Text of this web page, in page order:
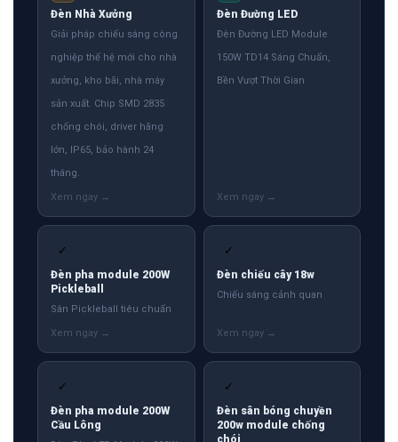
Đèn Nhà Xưởng
Giải pháp chiếu sáng công
nghiệp thế hệ mới cho nhà
xưởng, kho bãi, nhà máy
sản xuất. Chip SMD 2835
chống chói, driver hãng
lớn, IP65, bảo hành 24
tháng.
Đèn Đường LED
Đèn Đường LED Module
150W TD14 Sáng Chuẩn,
Bền Vượt Thời Gian
✓
Đèn pha module 200W
Pickleball
Sân Pickleball tiêu chuẩn
✓
Đèn chiếu cây 18w
Chiếu sáng cảnh quan
✓
Đèn pha module 200W
Cầu Lông
✓
Đèn sân bóng chuyền
200w module chống
chói